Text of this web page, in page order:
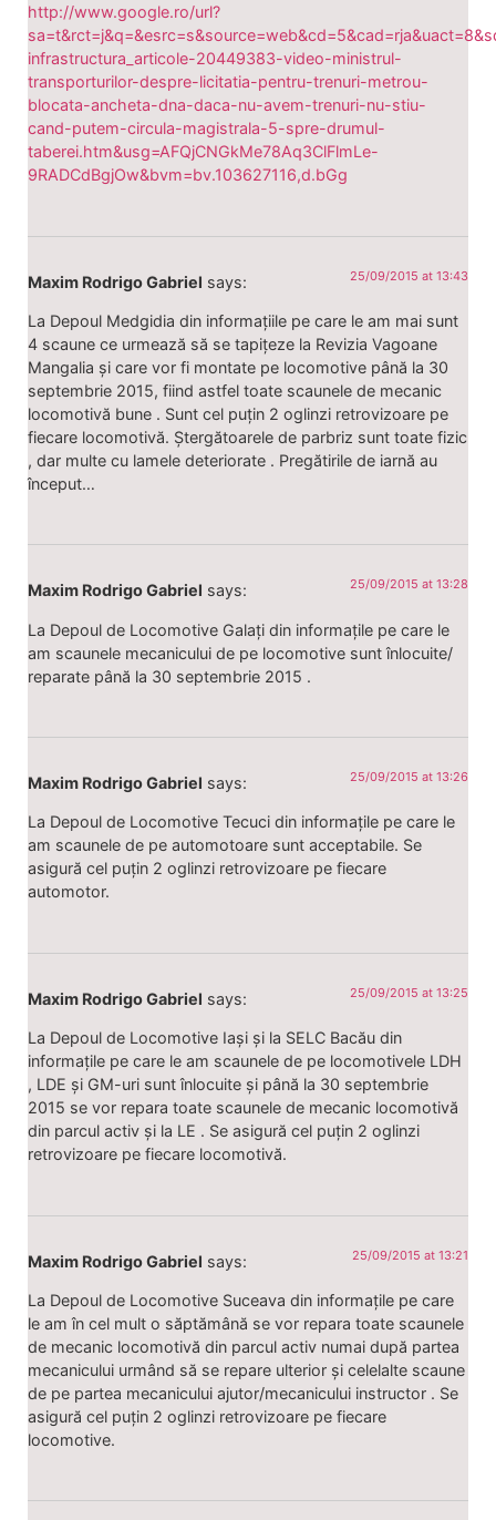
http://www.google.ro/url?
infrastructura_articole-20449383-video-ministrul-
transporturilor-despre-licitatia-pentru-trenuri-metrou-
blocata-ancheta-dna-daca-nu-avem-trenuri-nu-stiu-
cand-putem-circula-magistrala-5-spre-drumul-
taberei.htm&usg=AFQjCNGkMe78Aq3ClFlmLe-
9RADCdBgjOw&bvm=bv.103627116,d.bGg
Maxim Rodrigo Gabriel says: 25/09/2015 at 13:43
La Depoul Medgidia din informațiile pe care le am mai sunt
4 scaune ce urmează să se tapițeze la Revizia Vagoane
Mangalia și care vor fi montate pe locomotive până la 30
septembrie 2015, fiind astfel toate scaunele de mecanic
locomotivă bune . Sunt cel puțin 2 oglinzi retrovizoare pe
fiecare locomotivă. Ștergătoarele de parbriz sunt toate fizic
, dar multe cu lamele deteriorate . Pregătirile de iarnă au
început…
Maxim Rodrigo Gabriel says: 25/09/2015 at 13:28
La Depoul de Locomotive Galați din informațile pe care le
am scaunele mecanicului de pe locomotive sunt înlocuite/
reparate până la 30 septembrie 2015 .
Maxim Rodrigo Gabriel says: 25/09/2015 at 13:26
La Depoul de Locomotive Tecuci din informațile pe care le
am scaunele de pe automotoare sunt acceptabile. Se
asigură cel puțin 2 oglinzi retrovizoare pe fiecare
automotor.
Maxim Rodrigo Gabriel says: 25/09/2015 at 13:25
La Depoul de Locomotive Iași și la SELC Bacău din
informațile pe care le am scaunele de pe locomotivele LDH
, LDE și GM-uri sunt înlocuite și până la 30 septembrie
2015 se vor repara toate scaunele de mecanic locomotivă
din parcul activ și la LE . Se asigură cel puțin 2 oglinzi
retrovizoare pe fiecare locomotivă.
Maxim Rodrigo Gabriel says: 25/09/2015 at 13:21
La Depoul de Locomotive Suceava din informațile pe care
le am în cel mult o săptămână se vor repara toate scaunele
de mecanic locomotivă din parcul activ numai după partea
mecanicului urmând să se repare ulterior și celelalte scaune
de pe partea mecanicului ajutor/mecanicului instructor . Se
asigură cel puțin 2 oglinzi retrovizoare pe fiecare
locomotive.